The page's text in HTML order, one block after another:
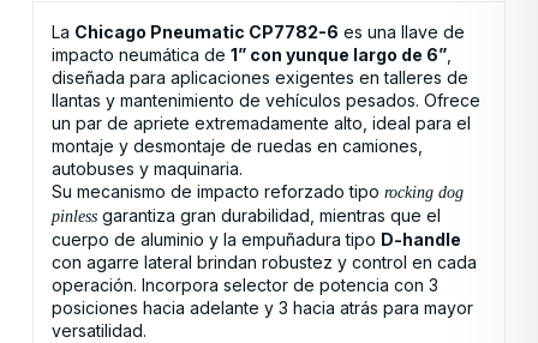
La Chicago Pneumatic CP7782-6 es una llave de
impacto neumática de 1” con yunque largo de 6”
diseñada para aplicaciones exigentes en talleres de
llantas y mantenimiento de vehículos pesados. Ofrece
un par de apriete extremadamente alto, ideal para el
montaje y desmontaje de ruedas en camiones,
autobuses y maquinaria.
Su mecanismo de impacto reforzado tipo rocking dog
pinless garantiza gran durabilidad, mientras que el
cuerpo de aluminio y la empuñadura tipo D-handle
con agarre lateral brindan robustez y control en cada
operación. Incorpora selector de potencia con 3
posiciones hacia adelante y 3 hacia atrás para mayor
versatilidad.